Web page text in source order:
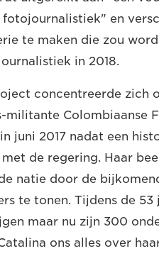
fotojournalistiek" en
te maken die zou
in 2018.
concentreerde zich
militante Colombiaanse
juni 2017 nadat een
de regering. Haar
natie door de
te tonen. Tijdens de
maar nu zijn 300
ons alles over